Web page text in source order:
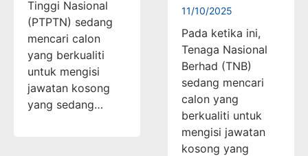
Tinggi Nasional
(PTPTN) sedang
mencari calon
yang berkualiti
untuk mengisi
jawatan kosong
yang sedang…
11/10/2025
Pada ketika ini,
Tenaga Nasional
Berhad (TNB)
sedang mencari
calon yang
berkualiti untuk
mengisi jawatan
kosong yang